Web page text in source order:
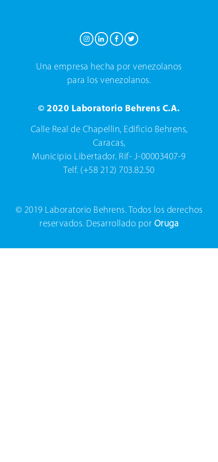
Una empresa hecha por venezolanos
para los venezolanos.
© 2020 Laboratorio Behrens C.A.
Calle Real de Chapellin, Edificio Behrens,
Caracas,
Municipio Libertador. Rif- J-00003407-9
Telf. (+58 212) 703.82.50
© 2019 Laboratorio Behrens. Todos los derechos
reservados. Desarrollado por Oruga